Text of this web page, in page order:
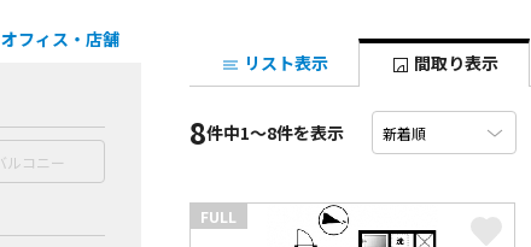
オフィス・店舗
リスト表示 間取り表示
8件中1〜8件を表示
FULL